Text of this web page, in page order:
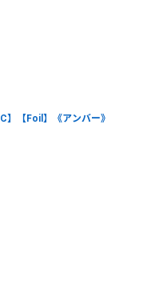
】【Foil】《アンバー》